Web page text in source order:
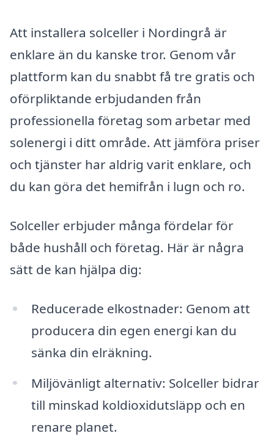
Att installera solceller i Nordingrå är
enklare än du kanske tror. Genom vår
plattform kan du snabbt få tre gratis och
oförpliktande erbjudanden från
professionella företag som arbetar med
solenergi i ditt område. Att jämföra priser
och tjänster har aldrig varit enklare, och
du kan göra det hemifrån i lugn och ro.
Solceller erbjuder många fördelar för
både hushåll och företag. Här är några
sätt de kan hjälpa dig:
Reducerade elkostnader: Genom att
producera din egen energi kan du
sänka din elräkning.
Miljövänligt alternativ: Solceller bidrar
till minskad koldioxidutsläpp och en
renare planet.